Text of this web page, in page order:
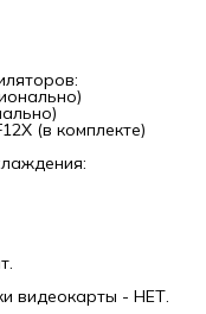
(в комплекте)
видеокарты - НЕТ.